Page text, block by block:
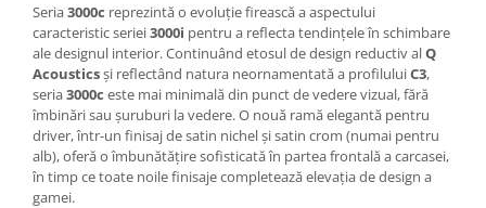
Seria3000c reprezintă o evoluție firească a aspectului
caracteristic seriei3000i pentru a reflecta tendințele în schimbare
ale designul interior. Continuând etosul de design reductiv alQ
Acousticsși reflectând natura neornamentată a profiluluiC3,
seria3000c este mai minimală din punct de vedere vizual, fără
îmbinări sau șuruburi la vedere. O nouă ramă elegantă pentru
driver, într-un finisaj de satin nichel și satin crom (numai pentru
alb), oferă o îmbunătățire sofisticată în partea frontală a carcasei,
în timp ce toate noile finisaje completează elevația de design a
gamei.